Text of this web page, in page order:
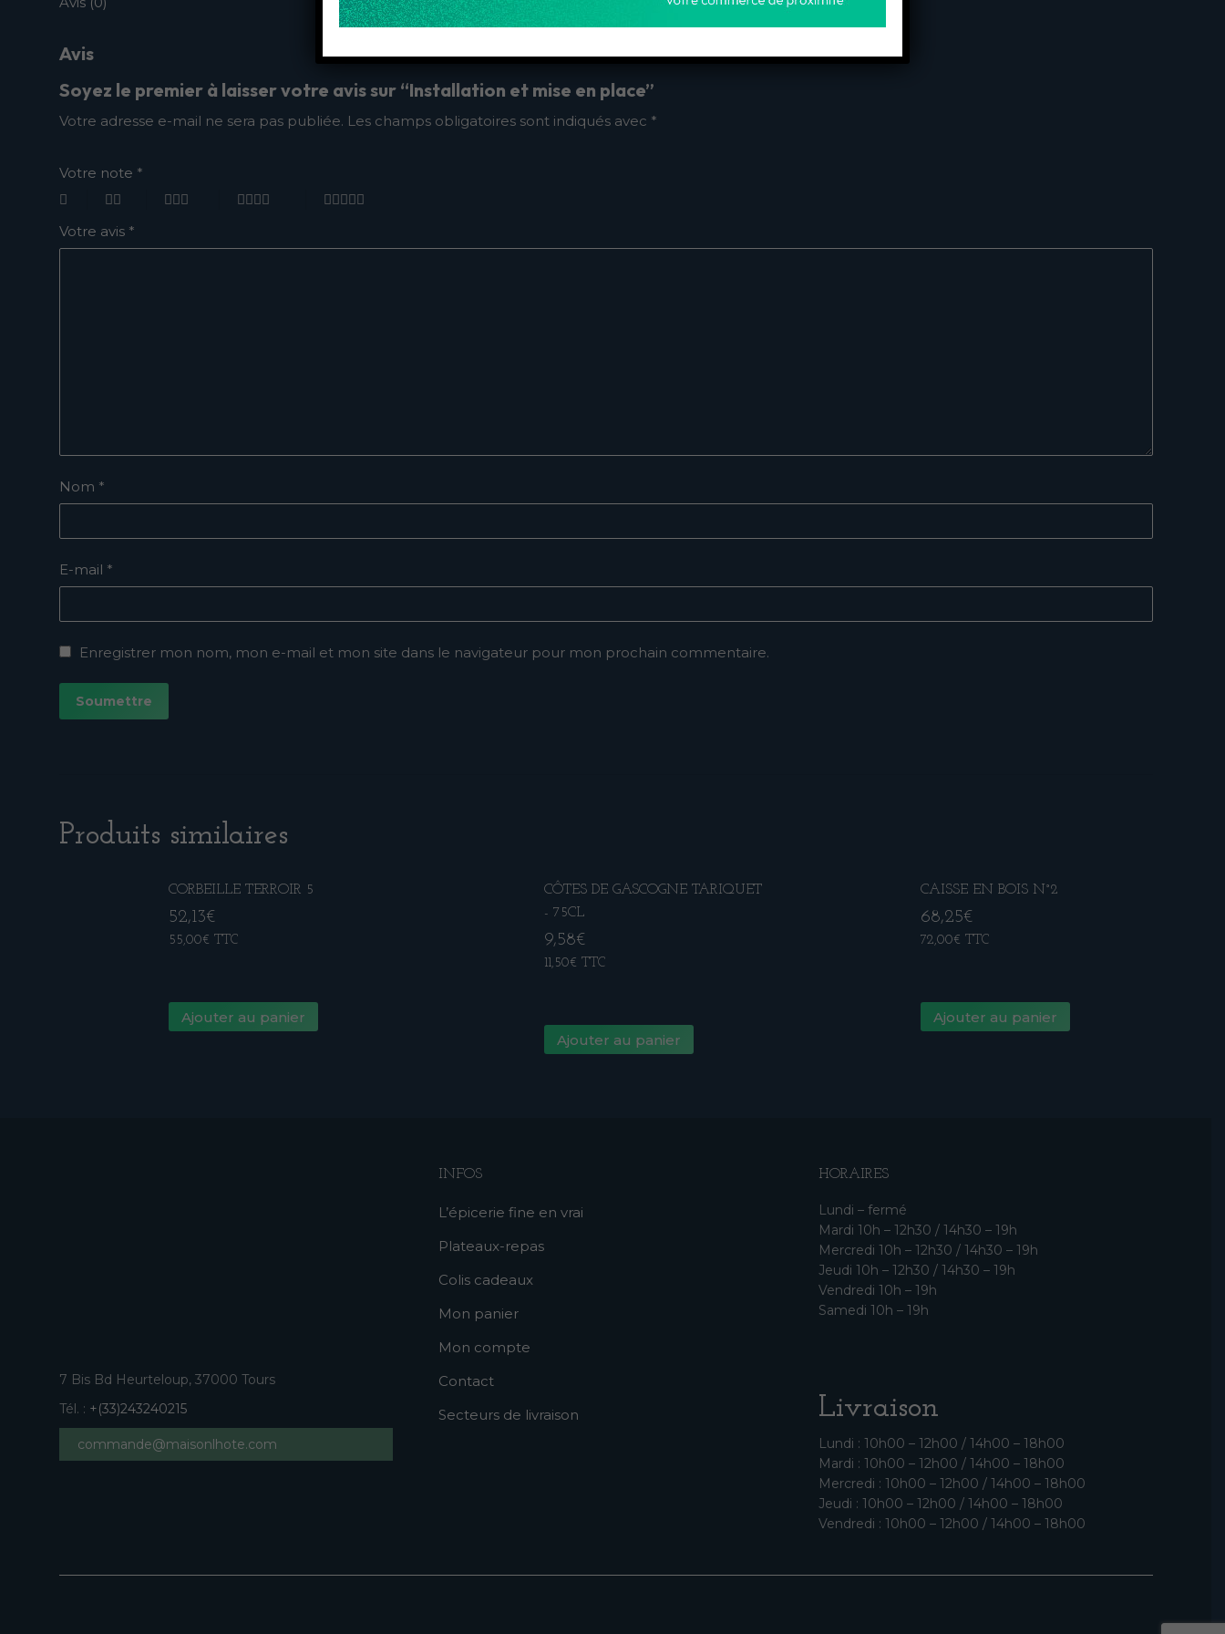
Avis
Soyez le premier à laisser votre avis sur “Installation et mise en place”
Votre adresse e-mail ne sera pas publiée. Les champs obligatoires sont indiqués avec *
Votre note *
Votre avis *
Nom *
E-mail *
Enregistrer mon nom, mon e-mail et mon site dans le navigateur pour mon prochain commentaire.
Produits similaires
CORBEILLE TERROIR 5
52,13€
55,00€ TTC
Ajouter au panier
CÔTES DE GASCOGNE TARIQUET
- 75CL
9,58€
11,50€ TTC
Ajouter au panier
CAISSE EN BOIS N°2
68,25€
72,00€ TTC
Ajouter au panier
7 Bis Bd Heurteloup, 37000 Tours
Tél. : +(33)243240215
commande@maisonlhote.com
INFOS
L’épicerie fine en vrai
Plateaux-repas
Colis cadeaux
Mon panier
Mon compte
Contact
Secteurs de livraison
HORAIRES
Lundi – fermé
Mardi 10h – 12h30 / 14h30 – 19h
Mercredi 10h – 12h30 / 14h30 – 19h
Jeudi 10h – 12h30 / 14h30 – 19h
Vendredi 10h – 19h
Samedi 10h – 19h
Livraison
Lundi : 10h00 – 12h00 / 14h00 – 18h00
Mardi : 10h00 – 12h00 / 14h00 – 18h00
Mercredi : 10h00 – 12h00 / 14h00 – 18h00
Jeudi : 10h00 – 12h00 / 14h00 – 18h00
Vendredi : 10h00 – 12h00 / 14h00 – 18h00